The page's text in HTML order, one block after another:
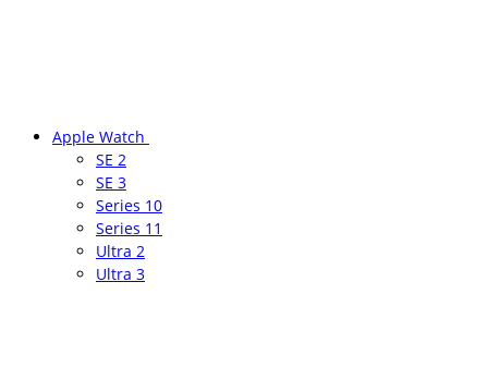
Apple Watch
SE 2
SE 3
Series 10
Series 11
Ultra 2
Ultra 3